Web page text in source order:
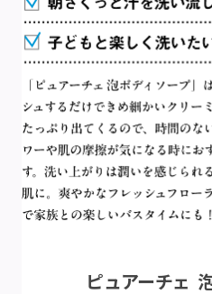
ピュアーチェ